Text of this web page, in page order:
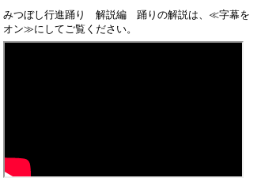
みつぼし行進踊り 解説編 踊りの解説は、≪字幕を
オン≫にしてご覧ください。